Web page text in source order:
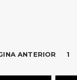
ANTERIOR 1